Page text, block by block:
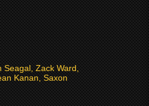
Seagal, Zack Ward,
Kanan, Saxon